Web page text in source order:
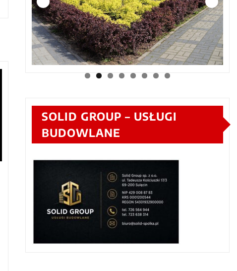
SOLID GROUP – USŁUGI
BUDOWLANE